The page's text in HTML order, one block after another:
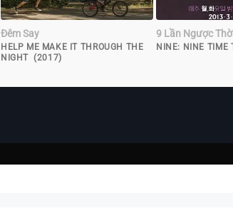
Đêm Say
HELP ME MAKE IT THROUGH THE
NIGHT (2017)
9 Lần Ngược
NINE: NINE TIME